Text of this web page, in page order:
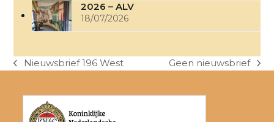
2026 – ALV
18/07/2026
previous
Nieuwsbrief 196 West
next
Geen nieuwsbrief